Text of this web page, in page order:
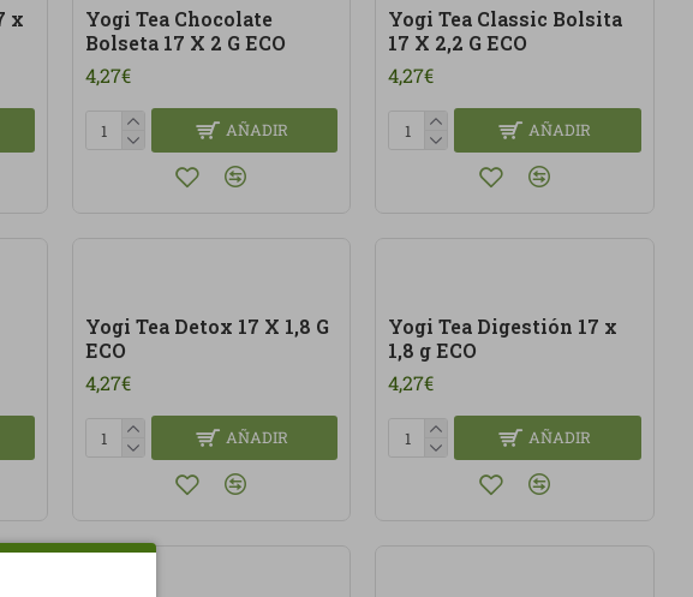
x
Yogi Tea Chocolate
Bolseta 17 X 2 G ECO
4,27€
AÑADIR
Yogi Tea Classic Bolsita
17 X 2,2 G ECO
4,27€
AÑADIR
Yogi Tea Detox 17 X 1,8 G
ECO
4,27€
AÑADIR
Yogi Tea Digestión 17 x
1,8 g ECO
4,27€
AÑADIR